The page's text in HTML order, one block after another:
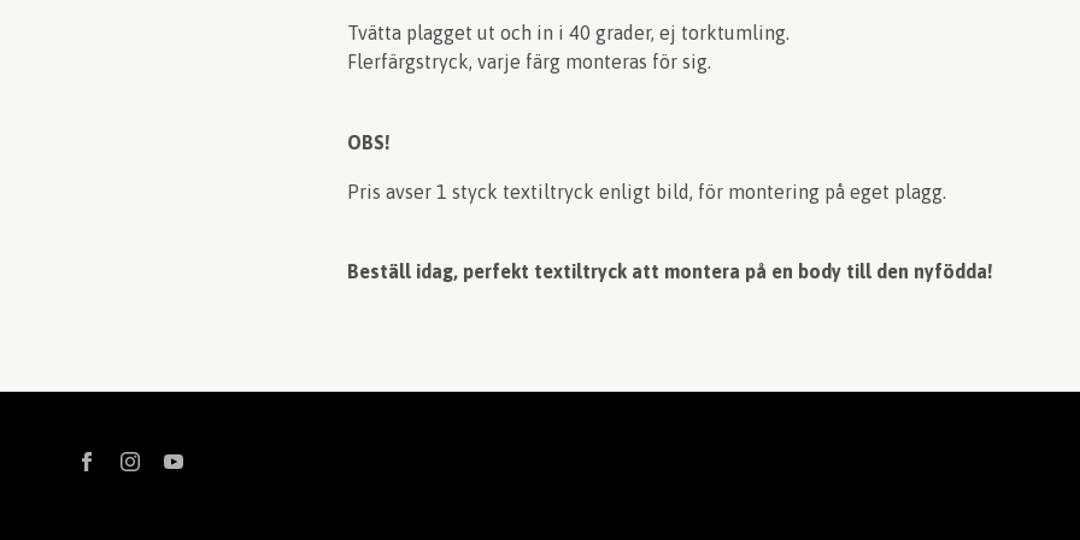
Tvätta plagget ut och in i 40 grader, ej torktumling.
Flerfärgstryck, varje färg monteras för sig.
OBS!
Pris avser 1 styck textiltryck enligt bild, för montering på eget plagg.
Beställ idag, perfekt textiltryck att montera på en body till den nyfödda!